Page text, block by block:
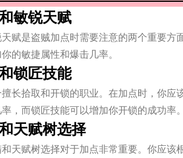
敏锐天赋
赋是盗贼加点时需要注意的两个重要
的敏捷属性和爆击几率。
锁匠技能
长拾取和开锁的职业。在加点时，你
，而锁匠技能可以增加你开锁的成功率。
天赋树选择
天赋树选择对于加点非常重要。你应